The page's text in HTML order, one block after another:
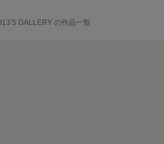
GALLERY の作品一覧